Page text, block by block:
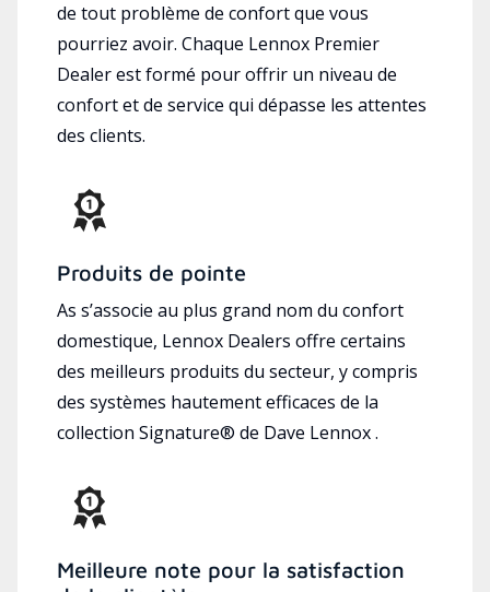
de tout problème de confort que vous
pourriez avoir. Chaque Lennox Premier
Dealer est formé pour offrir un niveau de
confort et de service qui dépasse les attentes
des clients.
Produits de pointe
As s’associe au plus grand nom du confort
domestique, Lennox Dealers offre certains
des meilleurs produits du secteur, y compris
des systèmes hautement efficaces de la
collection Signature® de Dave Lennox .
Meilleure note pour la satisfaction